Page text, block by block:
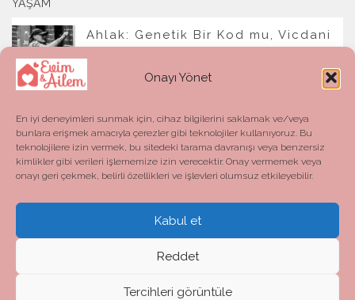
Onayı Yönet
En iyi deneyimleri sunmak için, cihaz bilgilerini saklamak ve/veya
bunlara erişmek amacıyla çerezler gibi teknolojiler kullanıyoruz. Bu
teknolojilere izin vermek, bu sitedeki tarama davranışı veya benzersiz
kimlikler gibi verileri işlememize izin verecektir. Onay vermemek veya
onayı geri çekmek, belirli özellikleri ve işlevleri olumsuz etkileyebilir.
Kabul et
Reddet
Tercihleri görüntüle
YAŞAM
Ahlak: Genetik Bir Kod mu, Vicdani
Bir Refleks mi?
Evim ve Ailem © 2026. All Rights Reserved.